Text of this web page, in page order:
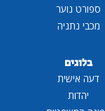
ספורט נוער
מכבי נתניה
בלוגים
דעה אישית
יהדות